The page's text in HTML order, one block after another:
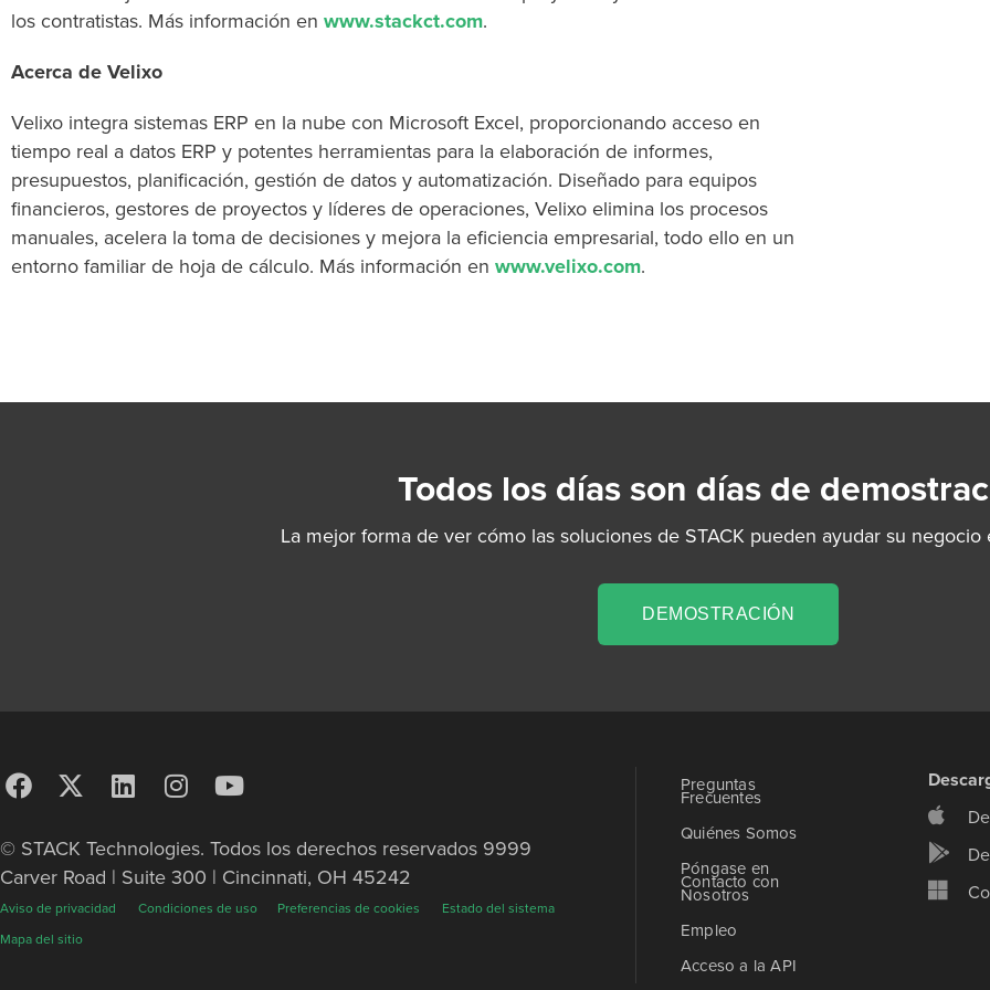
los contratistas. Más información en www.stackct.com.
Acerca de Velixo
Velixo integra sistemas ERP en la nube con Microsoft Excel, proporcionando acceso en
tiempo real a datos ERP y potentes herramientas para la elaboración de informes,
presupuestos, planificación, gestión de datos y automatización. Diseñado para equipos
financieros, gestores de proyectos y líderes de operaciones, Velixo elimina los procesos
manuales, acelera la toma de decisiones y mejora la eficiencia empresarial, todo ello en un
entorno familiar de hoja de cálculo. Más información en www.velixo.com.
Todos los días son días de
La mejor forma de ver cómo las soluciones de STACK pueden ayudar su negocio
DEMOSTRACIÓN
© STACK Technologies. Todos los derechos reservados 9999
Carver Road | Suite 300 | Cincinnati, OH 45242
Aviso de privacidad Condiciones de uso Preferencias de cookies
Estado del sistema
Mapa del sitio
Preguntas
Frecuentes
Quiénes Somos
Póngase en
Contacto con
Nosotros
Empleo
Acceso a la API